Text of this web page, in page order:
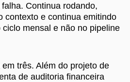
Continua rodando,
contexto e continua emitindo
mensal e não no pipeline
três. Além do projeto de
de auditoria financeira